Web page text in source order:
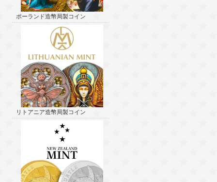
ポーランド造幣局製コイン
リトアニア造幣局製コイン